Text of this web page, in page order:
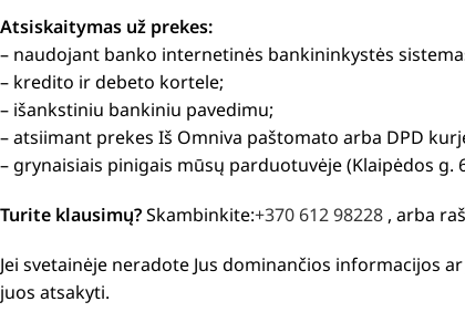
Atsiskaitymas už prekes:
– naudojant banko internetinės bankininkystės
– kredito ir debeto kortele;
– išankstiniu bankiniu pavedimu;
– atsiimant prekes Iš Omniva paštomato arba DPD
– grynaisiais pinigais mūsų parduotuvėje (Klaipėdos g.
Turite klausimų?Skambinkite:+370 612 98228 , arba
Jei svetainėje neradote Jus dominančios informacijos
juos atsakyti.